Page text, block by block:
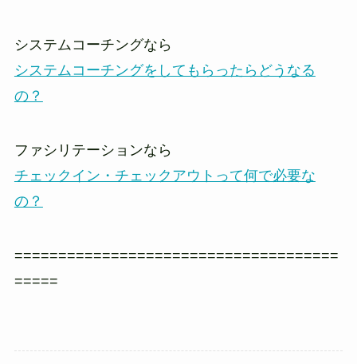
システムコーチングなら
システムコーチングをしてもらったらどうなる
の？
ファシリテーションなら
チェックイン・チェックアウトって何で必要な
の？
=====================================
=====